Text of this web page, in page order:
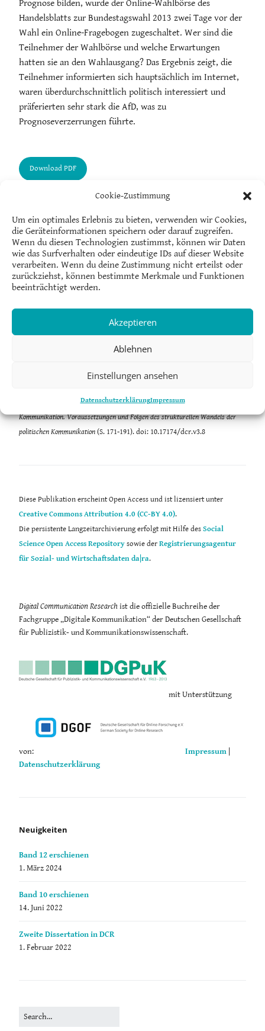
Cookie-Zustimmung
Um ein optimales Erlebnis zu bieten, verwenden wir Cookies,
die Geräteinformationen speichern oder darauf zugreifen.
Wenn du diesen Technologien zustimmst, können wir Daten
wie das Surfverhalten oder eindeutige IDs auf dieser Website
verarbeiten. Wenn du deine Zustimmung nicht erteilst oder
zurückziehst, können bestimmte Merkmale und Funktionen
beeinträchtigt werden.
Akzeptieren
Ablehnen
Einstellungen ansehen
DatenschutzerklärungImpressum
Prognose bilden, wurde der Online-Wahlbörse des
Handelsblatts zur Bundestagswahl 2013 zwei Tage vor der
Wahl ein Online-Fragebogen zugeschaltet. Wer sind die
Teilnehmer der Wahlbörse und welche Erwartungen
hatten sie an den Wahlausgang? Das Ergebnis zeigt, die
Teilnehmer informierten sich hauptsächlich im Internet,
waren überdurchschnittlich politisch interessiert und
präferierten sehr stark die AfD, was zu
Prognoseverzerrungen führte.
Björn Klein, M.A.ist wissenschaftlicher Mitarbeiter am Institut für
Sozialwissenschaften der Heinrich-Heine-Universität Düsseldorf
Prof. Dr. Olaf Janduraist Professor für Kommunikations- und
Heine-Universität Düsseldorf
Online-Wahlbörsen. In P. Henn & D. Frieß (Hrsg.),Politische Online-
Kommunikation. Voraussetzungen und Folgen des strukturellen Wandels der
politischen Kommunikation (S. 171-191). doi: 10.17174/dcr.v3.8
Diese Publikation erscheint Open Access und ist lizensiert unter
Creative Commons Attribution 4.0 (CC-BY 4.0).
Die persistente Langzeitarchivierung erfolgt mit Hilfe des Social
Science Open Access Repository sowie der Registrierungsagentur
für Sozial- und Wirtschaftsdaten da|ra.
Digital Communication Researchist die offizielle Buchreihe der
Fachgruppe „Digitale Kommunikation“ der Deutschen Gesellschaft
für Publizistik- und Kommunikationswissenschaft.
mit Unterstützung
von: Impressum
Datenschutzerklärung
Neuigkeiten
Band 12 erschienen
1. März 2024
Band 10 erschienen
14. Juni 2022
Zweite Dissertation in DCR
1. Februar 2022